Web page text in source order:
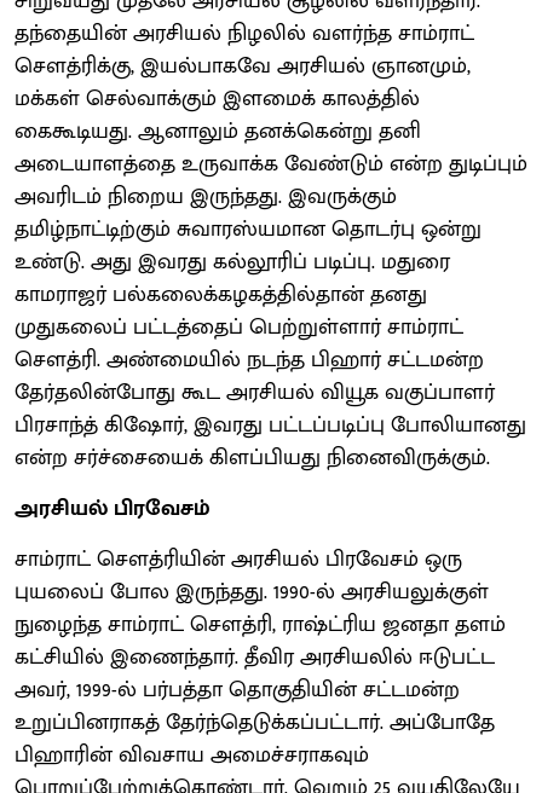
தந்தையின் அரசியல் நிழலில் வளர்ந்த சாம்ராட்
சௌத்ரிக்கு, இயல்பாகவே அரசியல் ஞானமும்,
மக்கள் செல்வாக்கும் இளமைக் காலத்தில்
கைகூடியது. ஆனாலும் தனக்கென்று தனி
அடையாளத்தை உருவாக்க வேண்டும் என்ற துடிப்பும்
அவரிடம் நிறைய இருந்தது. இவருக்கும்
தமிழ்நாட்டிற்கும் சுவாரஸ்யமான தொடர்பு ஒன்று
உண்டு. அது இவரது கல்லூரிப் படிப்பு. மதுரை
காமராஜர் பல்கலைக்கழகத்தில்தான் தனது
முதுகலைப் பட்டத்தைப் பெற்றுள்ளார் சாம்ராட்
சௌத்ரி. அண்மையில் நடந்த பிஹார் சட்டமன்ற
தேர்தலின்போது கூட அரசியல் வியூக வகுப்பாளர்
பிரசாந்த் கிஷோர், இவரது பட்டப்படிப்பு போலியானது
என்ற சர்ச்சையைக் கிளப்பியது நினைவிருக்கும்.
அரசியல் பிரவேசம்
சாம்ராட் சௌத்ரியின் அரசியல் பிரவேசம் ஒரு
புயலைப் போல இருந்தது. 1990-ல் அரசியலுக்குள்
நுழைந்த சாம்ராட் சௌத்ரி, ராஷ்ட்ரிய ஜனதா தளம்
கட்சியில் இணைந்தார். தீவிர அரசியலில் ஈடுபட்ட
அவர், 1999-ல் பர்பத்தா தொகுதியின் சட்டமன்ற
உறுப்பினராகத் தேர்ந்தெடுக்கப்பட்டார். அப்போதே
பிஹாரின் விவசாய அமைச்சராகவும்